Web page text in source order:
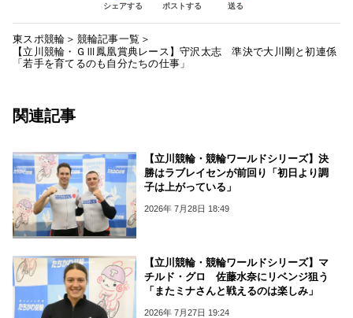
シェアする ポストする 送る
東スポ競輪
競輪記事一覧
【立川競輪・ＧⅢ鳳凰賞典レース】守沢太志 準決で大川剛と初連係
「若手を育てるのも自分たちの仕事」
関連記事
【立川競輪・競輪ワールドシリーズ】決
勝はラブレイセンが前回り「初日より調
子は上がっている」
2026年 7月28日 18:49
【立川競輪・競輪ワールドシリーズ】マ
チルド・グロ 佐藤水奈にリベンジ狙う
「またミナさんと戦えるのは楽しみ」
2026年 7月27日 19:24